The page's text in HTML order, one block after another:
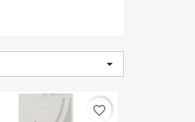

favorite_border